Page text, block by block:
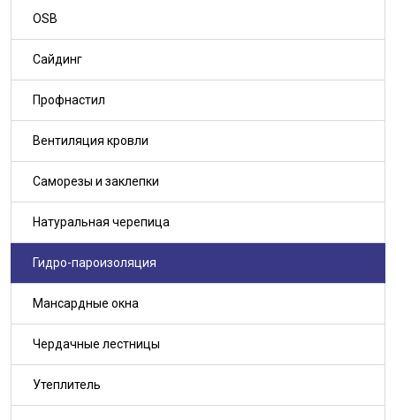
OSB
Сайдинг
Профнастил
Вентиляция кровли
Саморезы и заклепки
Натуральная черепица
Гидро-пароизоляция
Мансардные окна
Чердачные лестницы
Утеплитель